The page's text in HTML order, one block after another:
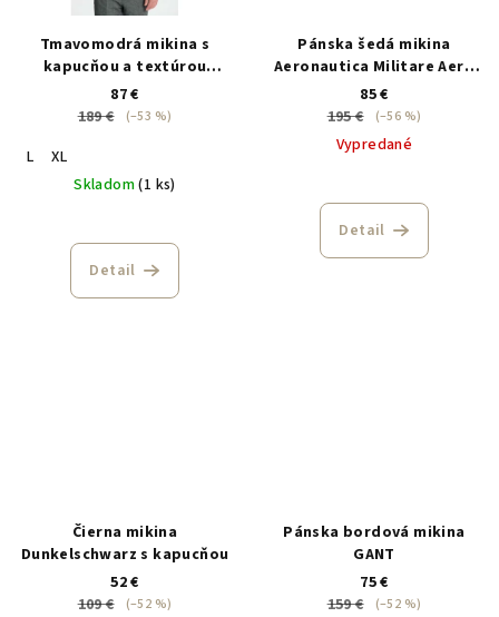
Tmavomodrá mikina s
kapucňou a textúrou
Waffle Gant
87 €
189 €
(–53 %)
L
XL
Skladom(1 ks)
Detail
Pánska šedá mikina
Aeronautica Militare Aero
Club Italia
85 €
195 €
(–56 %)
Vypredané
Detail
Čierna mikina
Dunkelschwarz s kapucňou
52 €
109 €
(–52 %)
Pánska bordová mikina
GANT
75 €
159 €
(–52 %)